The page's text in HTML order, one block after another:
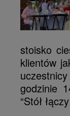
stoisko
klientów
godzinie
“Stół